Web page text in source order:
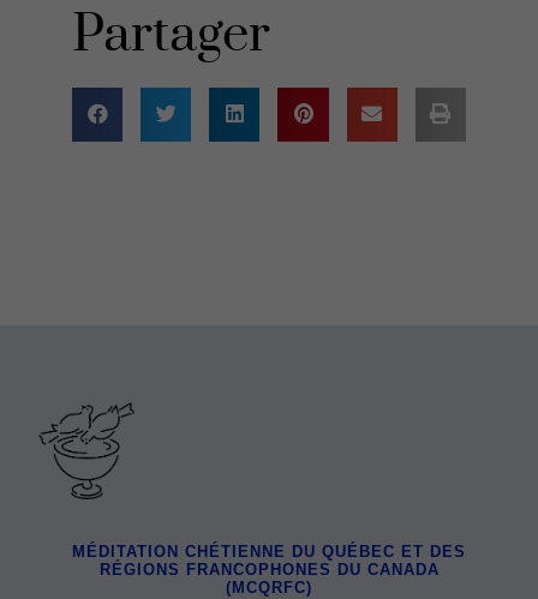
Partager
MÉDITATION CHÉTIENNE DU QUÉBEC ET DES
RÉGIONS FRANCOPHONES DU CANADA
(MCQRFC)